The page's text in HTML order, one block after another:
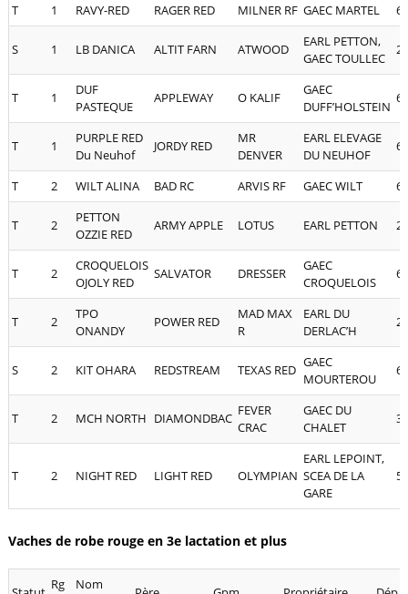
T 1 RAVY-RED RAGER RED MILNER RF GAEC MARTEL 62
S 1 LB DANICA ALTIT FARN ATWOOD
EARL PETTON,
GAEC TOULLEC
29
T 1
DUF
PASTEQUE
APPLEWAY O KALIF
GAEC
DUFF’HOLSTEIN
65
T 1
PURPLE RED
Du Neuhof
JORDY RED
MR
DENVER
EARL ELEVAGE
DU NEUHOF
68
T 2 WILT ALINA BAD RC ARVIS RF GAEC WILT 67
T 2
PETTON
OZZIE RED
ARMY APPLE LOTUS EARL PETTON 29
T 2
CROQUELOIS
OJOLY RED
SALVATOR DRESSER
GAEC
CROQUELOIS
62
T 2
TPO
ONANDY
POWER RED
MAD MAX
R
EARL DU
DERLAC’H
22
S 2 KIT OHARA REDSTREAM TEXAS RED GAEC
MOURTEROU
64
T 2 MCH NORTH DIAMONDBAC FEVER
CRAC
GAEC DU
CHALET
35
T 2 NIGHT RED LIGHT RED OLYMPIAN
EARL LEPOINT,
SCEA DE LA
GARE
59
Vaches de robe rouge en 3e lactation et plus
Rg
Nom